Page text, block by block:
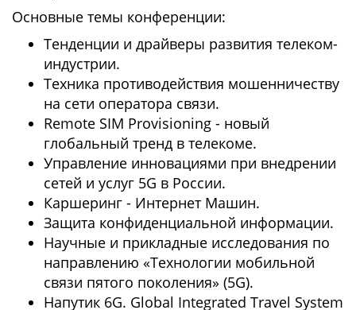
Основные темы конференции:
Тенденции и драйверы развития телеком-
индустрии.
Техника противодействия мошенничеству
на сети оператора связи.
Remote SIM Provisioning - новый
глобальный тренд в телекоме.
Управление инновациями при внедрении
сетей и услуг 5G в России.
Каршеринг - Интернет Машин.
Защита конфиденциальной информации.
Научные и прикладные исследования по
направлению «Технологии мобильной
связи пятого поколения» (5G).
Напутик 6G. Global Integrated Travel System